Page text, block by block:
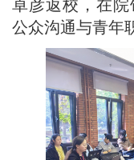
卓彦返校，在院
公众沟通与青年